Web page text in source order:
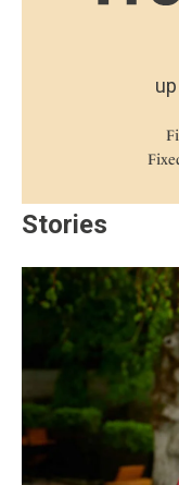
Stories